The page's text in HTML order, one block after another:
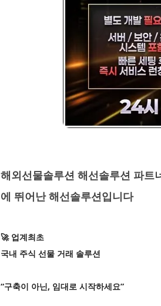
해외선물솔루션 해선솔루션 파트
에 뛰어난 해선솔루션입니다
🚀 업계최초
국내 주식 선물 거래 솔루션
“구축이 아닌, 임대로 시작하세요”